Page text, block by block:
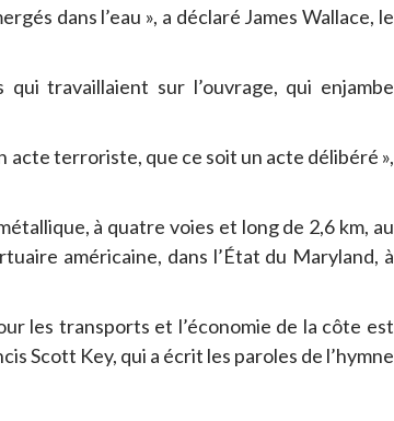
dans l’eau », a déclaré James Wallace, le
travaillaient sur l’ouvrage, qui enjambe
acte terroriste, que ce soit un acte délibéré »,
à quatre voies et long de 2,6 km, au
américaine, dans l’État du Maryland, à
les transports et l’économie de la côte est
Scott Key, qui a écrit les paroles de l’hymne